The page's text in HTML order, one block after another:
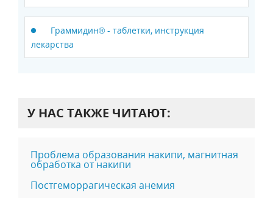
Граммидин® - таблетки, инструкция
лекарства
У НАС ТАКЖЕ ЧИТАЮТ:
Проблема образования накипи, магнитная
обработка от накипи
Постгеморрагическая анемия